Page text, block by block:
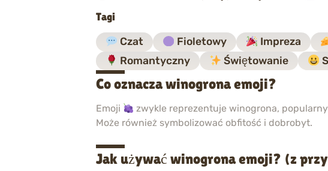
Tagi
Czat Fioletowy Impreza
Romantyczny
Świętowanie
Co oznacza winogrona emoji?
Emoji
zwykle reprezentuje winogrona,
Może również symbolizować obfitość i dobrobyt.
Jak używać winogrona emoji? (z